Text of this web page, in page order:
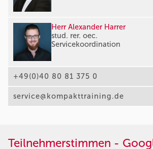
Herr Alexander Harrer
stud. rer. oec.
Servicekoordination
+49(0)40 80 81 375 0
service@kompakttraining.de
Teilnehmerstimmen -